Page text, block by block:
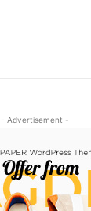
- Advertisement -